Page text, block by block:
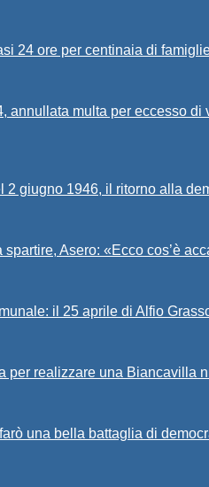
24 ore per centinaia di
annullata multa per eccesso di
giugno 1946, il ritorno alla
Asero: «Ecco cos’è
il 25 aprile di Alfio
per realizzare una Biancavilla
una bella battaglia di